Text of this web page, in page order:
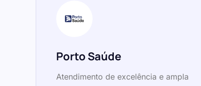
Porto Saúde
Atendimento de excelência e ampla